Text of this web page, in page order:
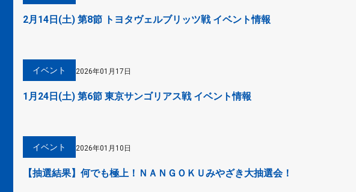
2月14日(土) 第8節 トヨタヴェルブリッツ戦 イベント情報
イベント 2026年01月17日
1月24日(土) 第6節 東京サンゴリアス戦 イベント情報
イベント 2026年01月10日
【抽選結果】何でも極上！ＮＡＮＧＯＫＵみやざき大抽選会！